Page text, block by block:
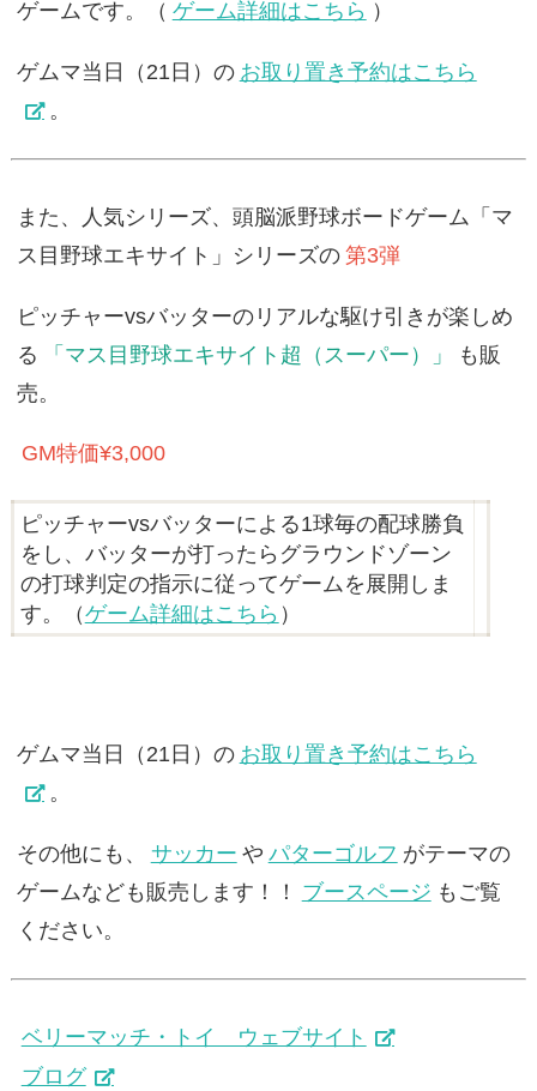
ゲームです。（ ゲーム詳細はこちら ）
ゲムマ当日（21日）の お取り置き予約はこちら
。
また、人気シリーズ、頭脳派野球ボードゲーム「マ
ス目野球エキサイト」シリーズの 第3弾
ピッチャーvsバッターのリアルな駆け引きが楽しめ
る
「マス目野球エキサイト超（スーパー）」
も販
売。
GM特価¥3,000
ピッチャーvsバッターによる1球毎の配球勝負
をし、バッターが打ったらグラウンドゾーン
の打球判定の指示に従ってゲームを展開しま
す。（ゲーム詳細はこちら ）
ゲムマ当日（21日）の お取り置き予約はこちら
。
その他にも、 サッカー や パターゴルフ がテーマの
ゲームなども販売します！！
ブースページ もご覧
ください。
ベリーマッチ・トイ ウェブサイト
ブログ